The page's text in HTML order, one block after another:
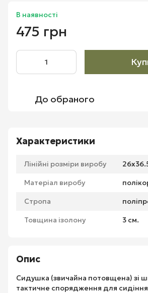
В наявності
475 грн
До обраного
Характеристики
Лінійні розміри виробу
Матеріал виробу
Стропа
Товщина ізолону 3 см.
Опис
Сидушка (звичайна потовщена) зі
тактичне спорядження для